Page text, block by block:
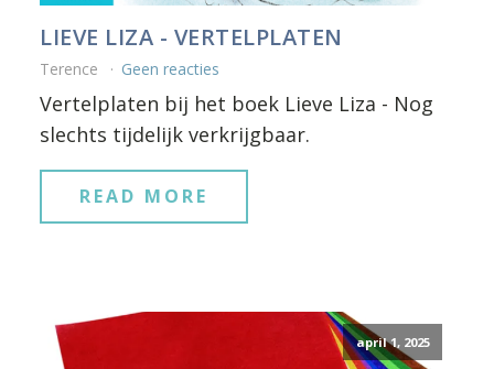
LIEVE LIZA - VERTELPLATEN
Terence Geen reacties
Vertelplaten bij het boek Lieve Liza - Nog
slechts tijdelijk verkrijgbaar.
READ MORE
april 1, 2025